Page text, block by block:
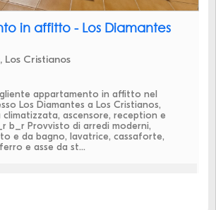
in affitto - Los Diamantes
Los Cristianos
appartamento in affitto nel
Los Diamantes a Los Cristianos,
ascensore, reception e
b_r Provvisto di arredi moderni,
e da bagno, lavatrice, cassaforte,
e asse da st...